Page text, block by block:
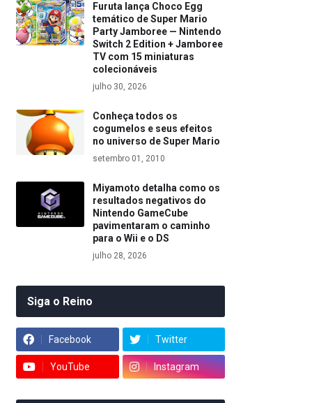
Furuta lança Choco Egg
temático de Super Mario
Party Jamboree — Nintendo
Switch 2 Edition + Jamboree
TV com 15 miniaturas
colecionáveis
julho 30, 2026
Conheça todos os
cogumelos e seus efeitos
no universo de Super Mario
setembro 01, 2010
Miyamoto detalha como os
resultados negativos do
Nintendo GameCube
pavimentaram o caminho
para o Wii e o DS
julho 28, 2026
Siga o Reino
Facebook Twitter
YouTube Instagram